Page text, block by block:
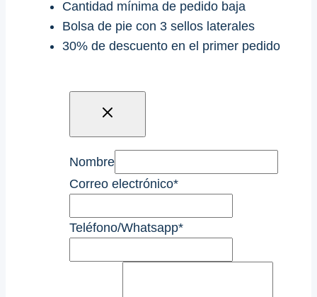
Cantidad mínima de pedido baja
Bolsa de pie con 3 sellos laterales
30% de descuento en el primer pedido
Nombre
Correo electrónico*
Teléfono/Whatsapp*